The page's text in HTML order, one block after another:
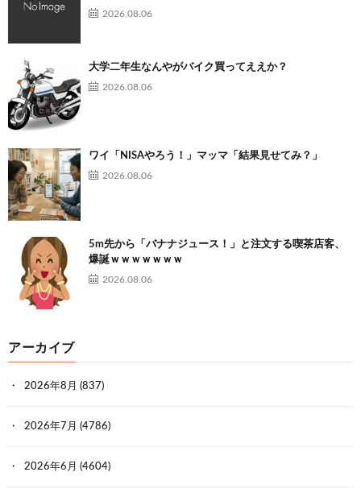
2026.08.06
大学二年生なんやがバイク買ってええか？
2026.08.06
ワイ「NISAやろう！」マッマ「結果見せてみ？」
2026.08.06
5m先から「バナナジュース！」と注文する喫茶店客、
爆誕ｗｗｗｗｗｗｗ
2026.08.06
アーカイブ
2026年8月 (837)
2026年7月 (4786)
2026年6月 (4604)